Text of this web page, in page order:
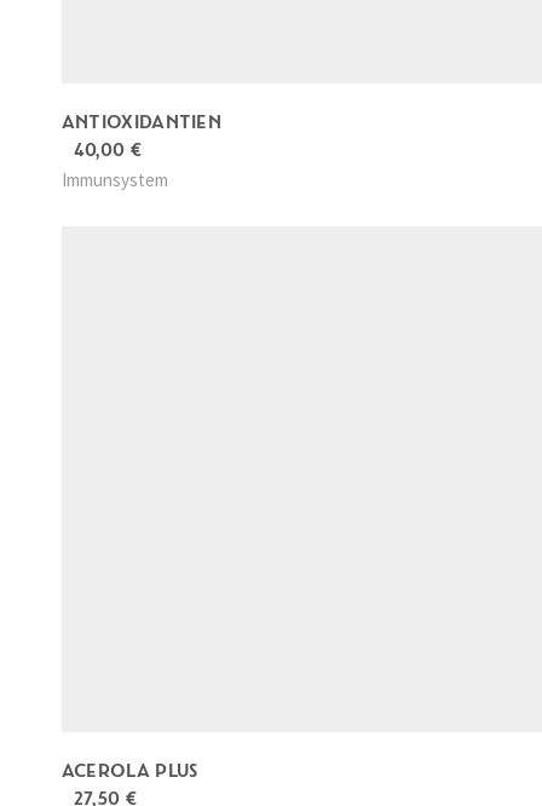
ANTIOXIDANTIEN
40,00 €
Immunsystem
ACEROLA PLUS
27,50 €